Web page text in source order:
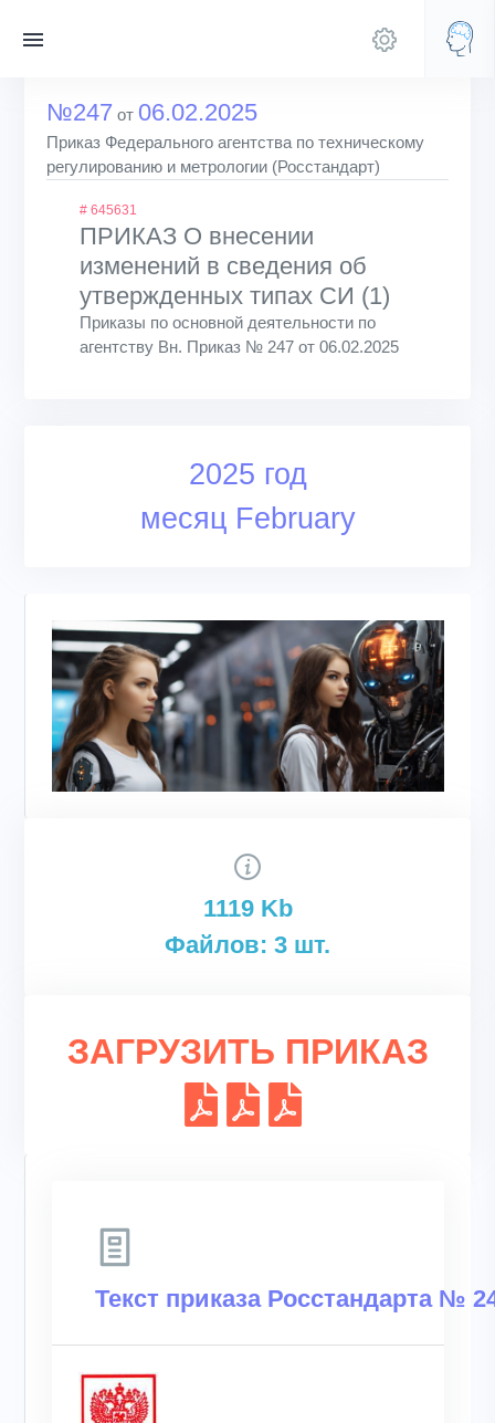
№247 от 06.02.2025
Приказ Федерального агентства по техническому
регулированию и метрологии (Росстандарт)
# 645631
ПРИКАЗ О внесении
изменений в сведения об
утвержденных типах СИ (1)
Приказы по основной деятельности по
агентству Вн. Приказ № 247 от 06.02.2025
2025 год
месяц February
1119 Kb
Файлов: 3 шт.
ЗАГРУЗИТЬ ПРИКАЗ
Текст приказа Росстандарта №